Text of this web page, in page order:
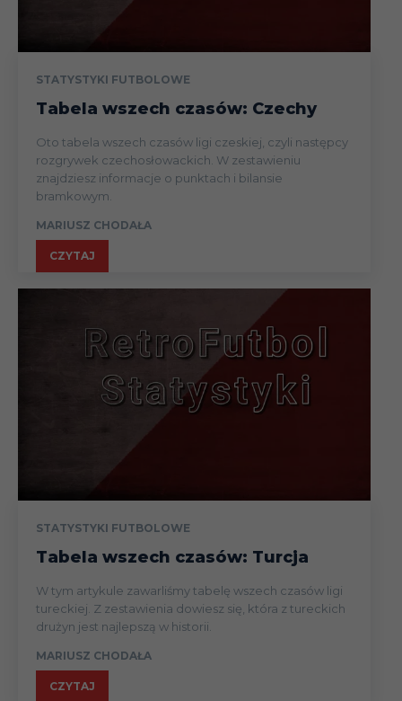
STATYSTYKI FUTBOLOWE
Tabela wszech czasów: Czechy
Oto tabela wszech czasów ligi czeskiej, czyli następcy
rozgrywek czechosłowackich. W zestawieniu
znajdziesz informacje o punktach i bilansie
bramkowym.
MARIUSZ CHODAŁA
CZYTAJ
STATYSTYKI FUTBOLOWE
Tabela wszech czasów: Turcja
W tym artykule zawarliśmy tabelę wszech czasów ligi
tureckiej. Z zestawienia dowiesz się, która z tureckich
drużyn jest najlepszą w historii.
MARIUSZ CHODAŁA
CZYTAJ